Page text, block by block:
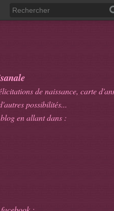
de naissance, carte
possibilités...
en allant dans :